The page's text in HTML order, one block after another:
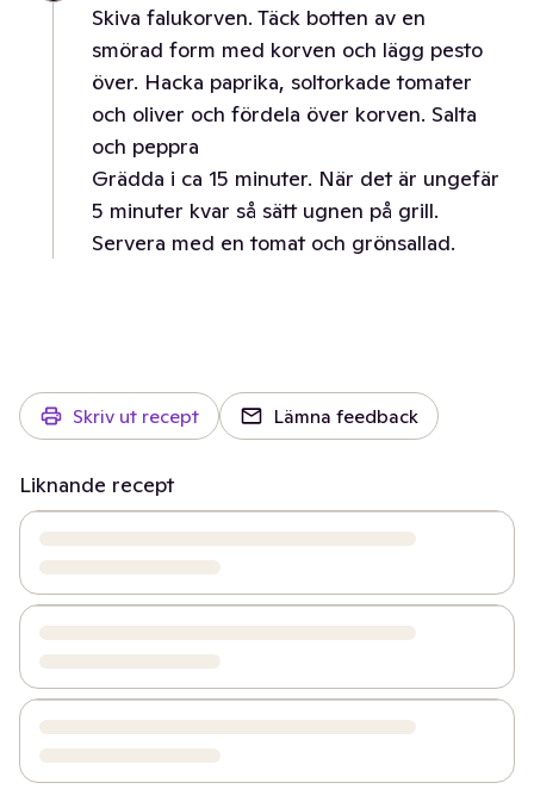
Skiva falukorven. Täck botten av en
smörad form med korven och lägg pesto
över. Hacka paprika, soltorkade tomater
och oliver och fördela över korven. Salta
och peppra
Grädda i ca 15 minuter. När det är ungefär
5 minuter kvar så sätt ugnen på grill.
Servera med en tomat och grönsallad.
Skriv ut recept Lämna feedback
Liknande recept